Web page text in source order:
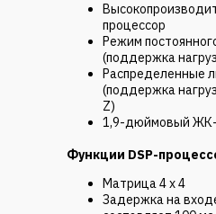
процессор
Режим
(поддержка
Распределенные
(поддержка
Z)
1,9-дюймовый
Функции DSP-
Матрица 4 х 4
Задержка на